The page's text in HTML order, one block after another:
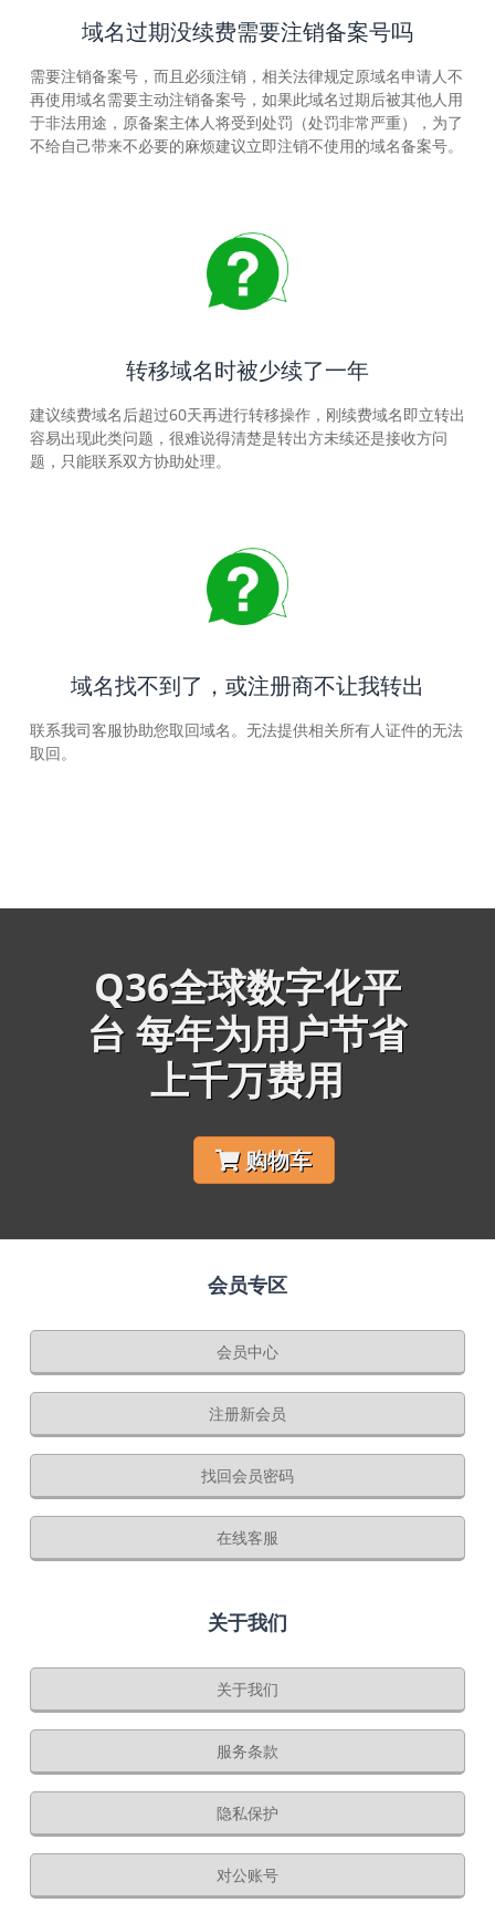
域名过期没续费需要注销备案号吗
需要注销备案号，而且必须注销，相关法律规定原域名申请人不
再使用域名需要主动注销备案号，如果此域名过期后被其他人用
于非法用途，原备案主体人将受到处罚（处罚非常严重），为了
不给自己带来不必要的麻烦建议立即注销不使用的域名备案号。
转移域名时被少续了一年
建议续费域名后超过60天再进行转移操作，刚续费域名即立转出
容易出现此类问题，很难说得清楚是转出方未续还是接收方问
题，只能联系双方协助处理。
域名找不到了，或注册商不让我转出
联系我司客服协助您取回域名。无法提供相关所有人证件的无法
取回。
Q36全球数字化平
台 每年为用户节省
上千万费用
购物车
会员专区
会员中心
注册新会员
找回会员密码
在线客服
关于我们
关于我们
服务条款
隐私保护
对公账号